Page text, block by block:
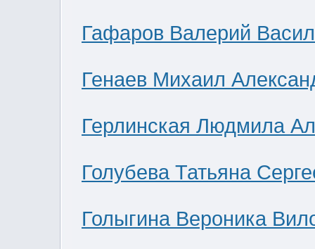
Гафаров Валерий
Генаев Михаил
Герлинская Людмила
Голубева Татьяна
Голыгина Вероника